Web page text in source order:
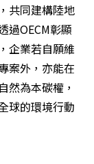
共同建構陸地
過OECM彰顯
企業若自願維
案外，亦能在
然為本碳權，
球的環境行動